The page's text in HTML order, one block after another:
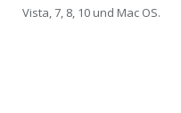
Vista, 7, 8, 10 und Mac OS.